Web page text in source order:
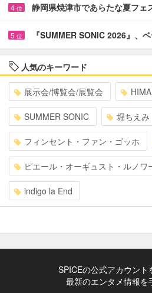
4 位 静岡県焼津市であらたな夏フ
5 位 『SUMMER SONIC 2026』、
人気のキーワード
展示会/博覧会/展覧会
SUMMER SONIC 堀ちえみ
フィンセント・ファン・ゴッホ
ピエール・オーギュスト・ルノワ
indigo la End
SPICEの公式アカウント
最新のエンタメ情報を